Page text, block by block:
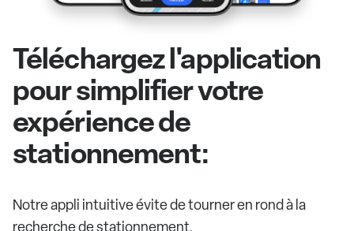
Téléchargez l'application
pour simplifier votre
expérience de
stationnement:
Notre appli intuitive évite de tourner en rond à la
recherche de stationnement.